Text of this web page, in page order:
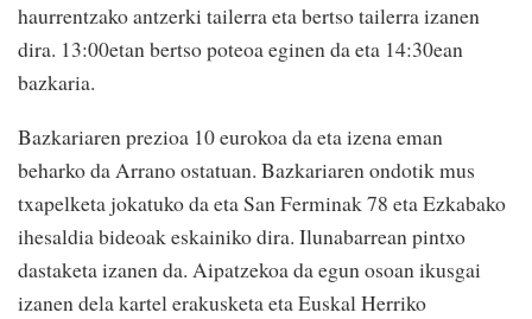
haurrentzako antzerki tailerra eta bertso tailerra izanen
dira. 13:00etan bertso poteoa eginen da eta 14:30ean
bazkaria.
Bazkariaren prezioa 10 eurokoa da eta izena eman
beharko da Arrano ostatuan. Bazkariaren ondotik mus
txapelketa jokatuko da eta San Ferminak 78 eta Ezkabako
ihesaldia bideoak eskainiko dira. Ilunabarrean pintxo
dastaketa izanen da. Aipatzekoa da egun osoan ikusgai
izanen dela kartel erakusketa eta Euskal Herriko